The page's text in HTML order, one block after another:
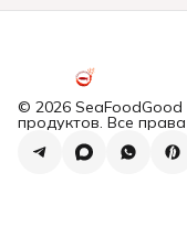
© 2026 SeaFoodGood
продуктов. Все